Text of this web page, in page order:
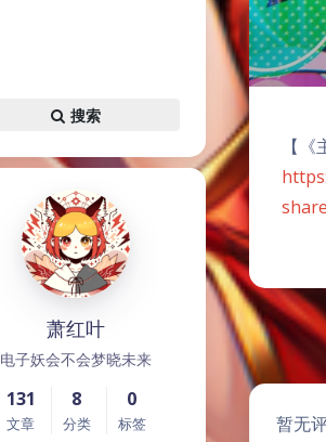
搜索
萧红叶
电子妖会不会梦晓未来
131
文章
8
分类
0
标签
【
暂无